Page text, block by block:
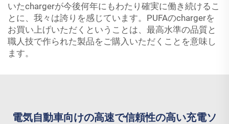
いたchargerが今後何年にもわたり確実に働き続けるこ
とに、我々は誇りを感じています。PUFAのchargerを
お買い上げいただくということは、最高水準の品質と
職人技で作られた製品をご購入いただくことを意味し
ます。
電気自動車向けの高速で信頼性の高い充電ソ